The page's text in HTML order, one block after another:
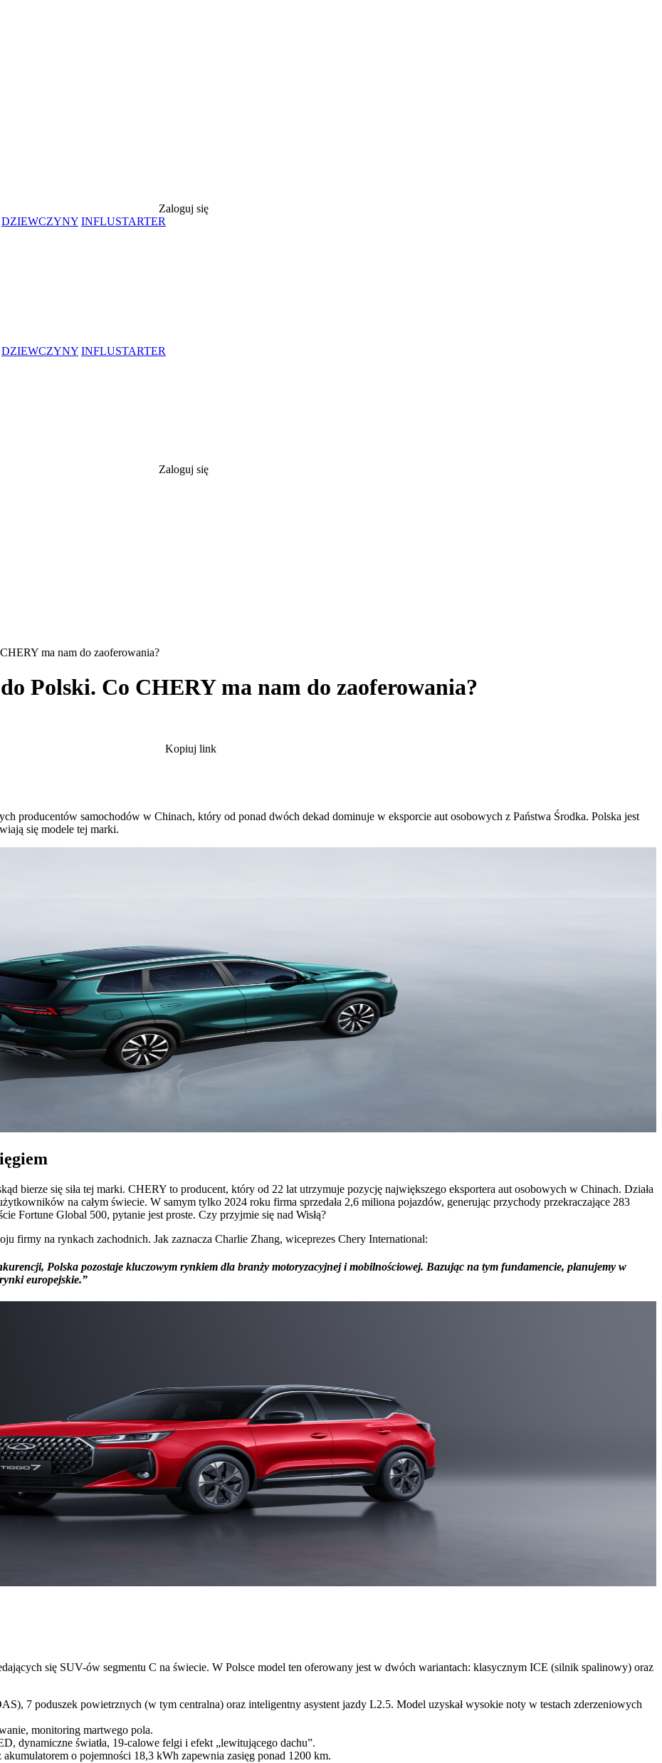
Zaloguj się
DZIEWCZYNY INFLUSTARTER
DZIEWCZYNY INFLUSTARTER
Zaloguj się
ma nam do zaoferowania?
Polski. Co CHERY ma nam do zaoferowania?
Kopiuj link
producentów samochodów w Chinach, który od ponad dwóch dekad dominuje w eksporcie aut osobowych z Państwa Środka. Polska jest
się modele tej marki.
bierze się siła tej marki. CHERY to producent, który od 22 lat utrzymuje pozycję największego eksportera aut osobowych w Chinach. Działa
na całym świecie. W samym tylko 2024 roku firma sprzedała 2,6 miliona pojazdów, generując przychody przekraczające 283
Fortune Global 500, pytanie jest proste. Czy przyjmie się nad Wisłą?
firmy na rynkach zachodnich. Jak zaznacza Charlie Zhang, wiceprezes Chery International:
Polska pozostaje kluczowym rynkiem dla branży motoryzacyjnej i mobilnościowej. Bazując na tym fundamencie, planujemy w
europejskie.”
się SUV-ów segmentu C na świecie. W Polsce model ten oferowany jest w dwóch wariantach: klasycznym ICE (silnik spalinowy) oraz
7 poduszek powietrznych (w tym centralna) oraz inteligentny asystent jazdy L2.5. Model uzyskał wysokie noty w testach zderzeniowych
monitoring martwego pola.
dynamiczne światła, 19-calowe felgi i efekt „lewitującego dachu”.
o pojemności 18,3 kWh zapewnia zasięg ponad 1200 km.